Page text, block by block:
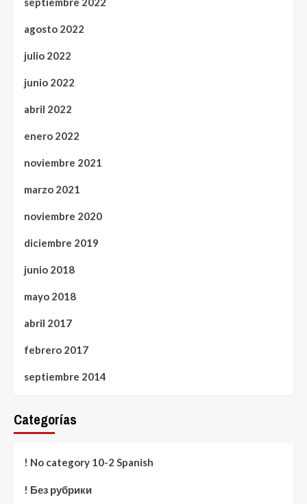
agosto 2022
julio 2022
junio 2022
abril 2022
enero 2022
noviembre 2021
marzo 2021
noviembre 2020
diciembre 2019
junio 2018
mayo 2018
abril 2017
febrero 2017
septiembre 2014
Categorías
! No category 10-2 Spanish
! Без рубрики